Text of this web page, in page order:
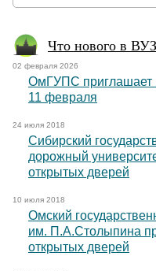
Что нового в
02 февраля 2026
ОмГУПС приглашает
11 февраля
24 июля 2018
Сибирский
дорожный
открытых дверей
10 июля 2018
Омский
им. П.А.Столыпина
открытых дверей